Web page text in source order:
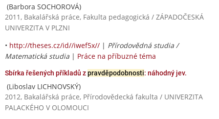
(Barbora SOCHOROVÁ)
2011, Bakalářská práce, Fakulta pedagogická / ZÁPADOČESKÁ
UNIVERZITA V PLZNI
• http://theses.cz/id//iwef5x// | Přírodovědná studia /
Matematická studia | Práce na příbuzné téma
Sbírka řešených příkladů zpravděpodobnosti: náhodný jev.
(Liboslav LICHNOVSKÝ)
2012, Bakalářská práce, Přírodovědecká fakulta / UNIVERZITA
PALACKÉHO V OLOMOUCI